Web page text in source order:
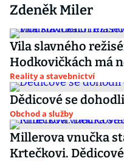
Zdeněk Miler
Vila slavného
Hodkovičkách má
Reality a stavebnictví
Dědicové se
Obchod a služby
Millerova vnučka
Krtečkovi.